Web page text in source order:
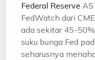
Federal Reserve
FedWatch dari
ada sekitar 45-
suku bunga Fed
seharusnya